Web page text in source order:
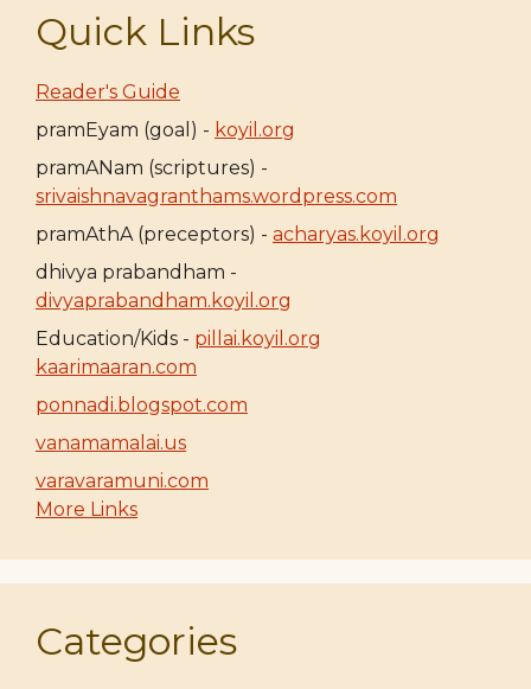
Quick Links
Reader's Guide
pramEyam (goal) - koyil.org
pramANam (scriptures) -
srivaishnavagranthams.wordpress.com
pramAthA (preceptors) - acharyas.koyil.org
dhivya prabandham -
divyaprabandham.koyil.org
Education/Kids - pillai.koyil.org
kaarimaaran.com
ponnadi.blogspot.com
vanamamalai.us
varavaramuni.com
More Links
Categories